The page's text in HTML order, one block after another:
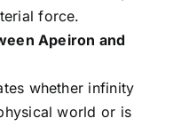
force.
Apeiron and
whether infinity
world or is